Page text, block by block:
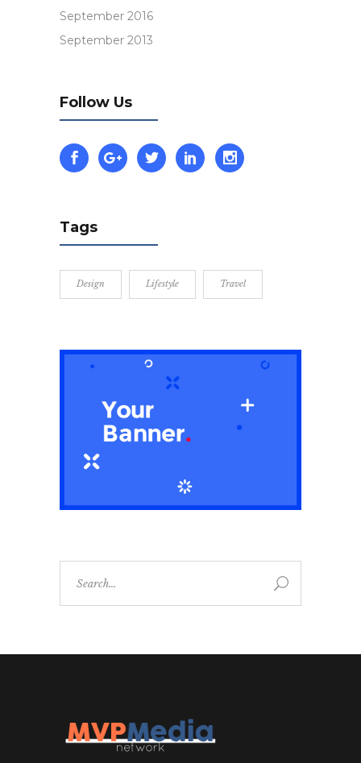
September 2016
September 2013
Follow Us
Tags
Design Lifestyle Travel